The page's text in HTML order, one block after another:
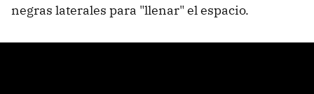
negras laterales para "llenar" el espacio.